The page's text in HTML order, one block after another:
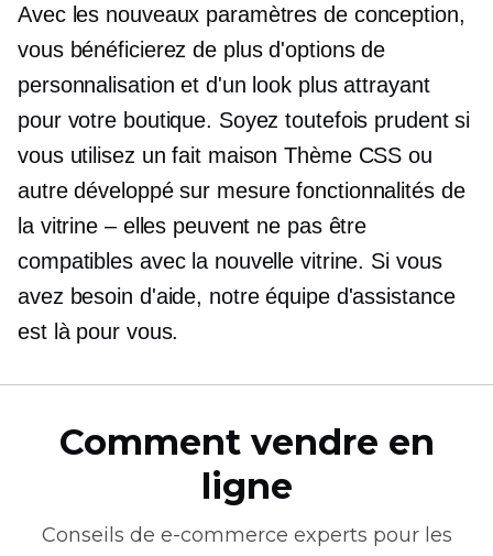
Avec les nouveaux paramètres de conception,
vous bénéficierez de plus d'options de
personnalisation et d'un look plus attrayant
pour votre boutique. Soyez toutefois prudent si
vous utilisez unfait maison Thème CSS ou
autredéveloppé sur mesurefonctionnalités de
la vitrine – elles peuvent ne pas être
compatibles avec la nouvelle vitrine. Si vous
avez besoin d'aide, notre équipe d'assistance
est là pour vous.
Comment vendre en
ligne
Conseils de e-commerce experts pour les